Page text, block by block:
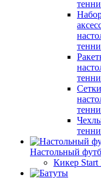
Настольный
Кикер Start